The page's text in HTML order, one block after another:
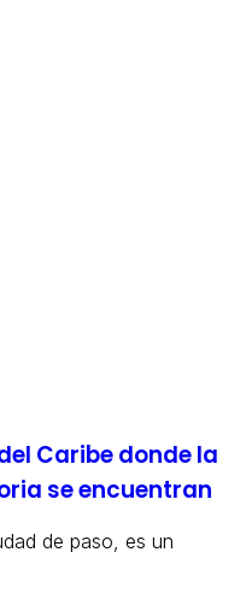
Caribe donde la
se encuentran
de paso, es un